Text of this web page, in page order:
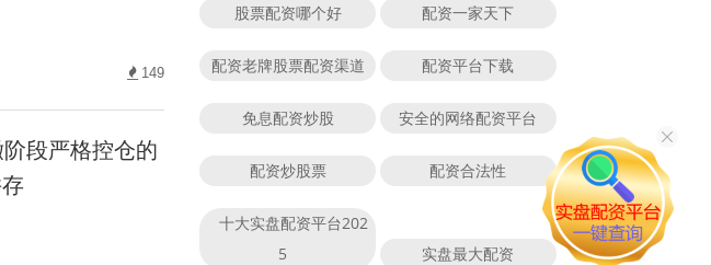
149
段严格控仓的
股票配资哪个好 配资一家天下
配资老牌股票配资渠道 配资平台下载
免息配资炒股 安全的网络配资平台
配资炒股票 配资合法性
十大实盘配资平台202
5
实盘最大配资